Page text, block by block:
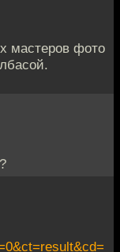
мастеров фото